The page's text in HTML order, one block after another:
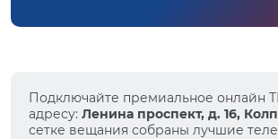
Подключайте премиальное онлайн
адресу: Ленина проспект, д. 16,
сетке вещания собраны лучшие